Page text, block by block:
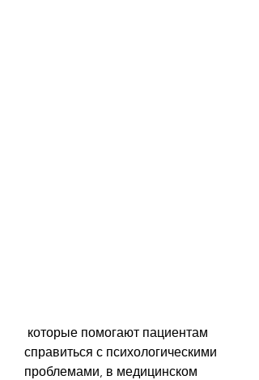
справиться с психологическими
проблемами, в медицинском